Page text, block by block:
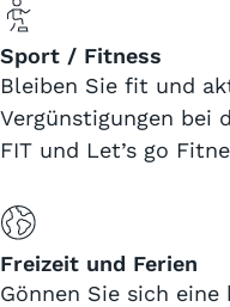
Sport / Fitness
Bleiben Sie fit und
Vergünstigungen bei
FIT und Let’s go
Freizeit und Ferien
Gönnen Sie sich